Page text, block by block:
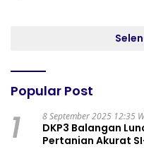
Popular Post
1 8 September 2025 12:35
DKP3 Balangan
Pertanian Akurat